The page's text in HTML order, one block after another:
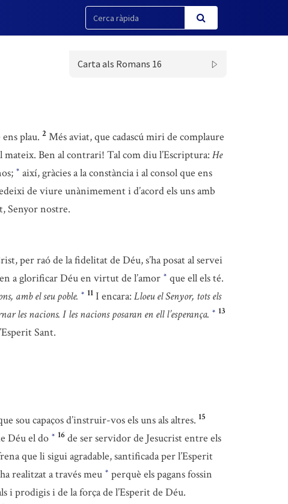
Carta als Romans 16
plau. 2 Més aviat, que cadascú miri de complaure
mateix. Ben al contrari! Tal com diu l’Escriptura: He
* així, gràcies a la constància i al consol que ens
de viure unànimement i d’acord els uns amb
Senyor nostre.
per raó de la fidelitat de Déu, s’ha posat al servei
a glorificar Déu en virtut de l’amor * que ell els té.
amb el seu poble. * 11 I encara: Lloeu el Senyor, tots els
les nacions. I les nacions posaran en ell l’esperança. * 13
Sant.
sou capaços d’instruir-vos els uns als altres. 15
Déu el do * 16 de ser servidor de Jesucrist entre els
que li sigui agradable, santificada per l’Esperit
realitzat a través meu * perquè els pagans fossin
i prodigis i de la força de l’Esperit de Déu.